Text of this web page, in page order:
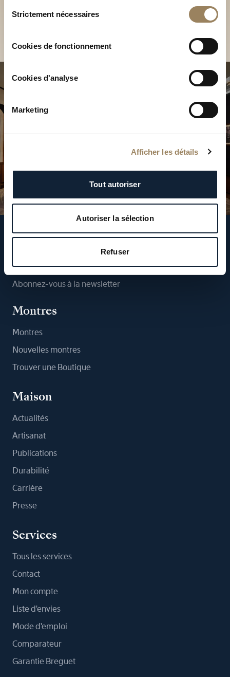
duStrictement nécessaires
Cookies de fonctionnement
Cookies d'analyse
Marketing
Afficher les détails
Tout autoriser
Autoriser la sélection
Refuser
en Boutique
Suivez-nous
Abonnez-vous à la newsletter
Montres
Montres
Nouvelles montres
Trouver une Boutique
Maison
Actualités
Artisanat
Publications
Durabilité
Carrière
Presse
Services
Tous les services
Contact
Mon compte
Liste d'envies
Mode d'emploi
Comparateur
Garantie Breguet